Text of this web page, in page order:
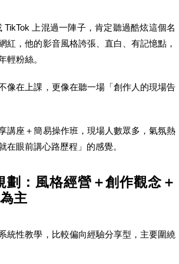
TikTok 上混過一陣子，肯定聽過酷炫這個名
紅，他的影音風格誇張、直白、有記憶點，
輕粉絲。
像在上課，更像在聽一場「創作人的現場告
講座＋簡易操作班，現場人數眾多，氣氛熱
在眼前講心路歷程」的感覺。
劃：風格經營＋創作觀念＋
主
統性教學，比較偏向經驗分享型，主要圍繞